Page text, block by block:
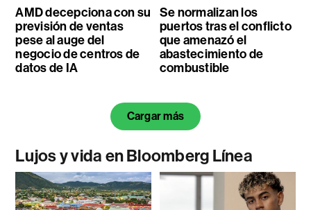
AMD decepciona con su
previsión de ventas
pese al auge del
negocio de centros de
datos de IA
Se normalizan los
puertos tras el conflicto
que amenazó el
abastecimiento de
combustible
Cargar más
Lujos y vida en Bloomberg Línea